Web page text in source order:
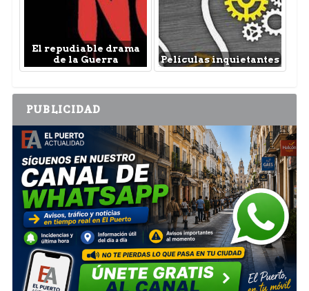
El repudiable drama
de la Guerra
Películas inquietantes
PUBLICIDAD